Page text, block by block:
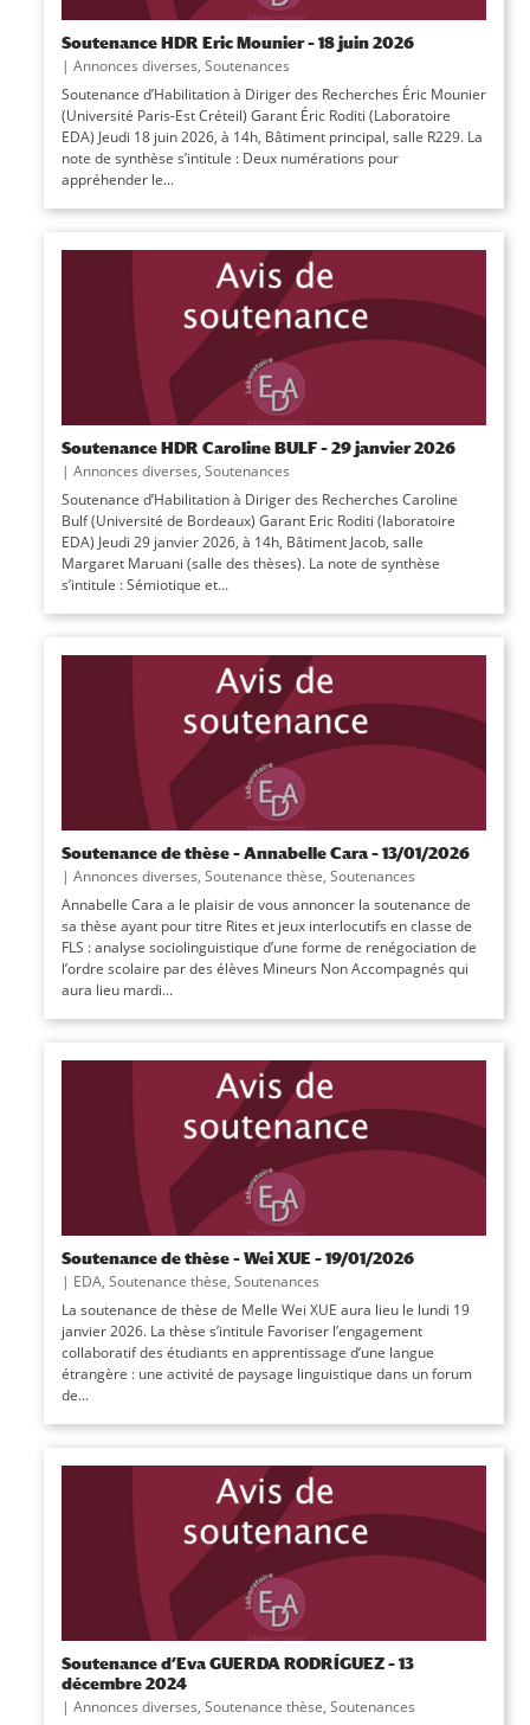
Soutenance HDR Eric Mounier – 18 juin 2026
| Annonces diverses, Soutenances
Soutenance d’Habilitation à Diriger des Recherches Éric Mounier
(Université Paris-Est Créteil) Garant Éric Roditi (Laboratoire
EDA) Jeudi 18 juin 2026, à 14h, Bâtiment principal, salle R229. La
note de synthèse s’intitule : Deux numérations pour
appréhender le...
Soutenance HDR Caroline BULF – 29 janvier 2026
| Annonces diverses, Soutenances
Soutenance d’Habilitation à Diriger des Recherches Caroline
Bulf (Université de Bordeaux) Garant Eric Roditi (laboratoire
EDA) Jeudi 29 janvier 2026, à 14h, Bâtiment Jacob, salle
Margaret Maruani (salle des thèses). La note de synthèse
s’intitule : Sémiotique et...
Soutenance de thèse – Annabelle Cara – 13/01/2026
| Annonces diverses, Soutenance thèse, Soutenances
Annabelle Cara a le plaisir de vous annoncer la soutenance de
sa thèse ayant pour titre Rites et jeux interlocutifs en classe de
FLS : analyse sociolinguistique d’une forme de renégociation de
l’ordre scolaire par des élèves Mineurs Non Accompagnés qui
aura lieu mardi...
Soutenance de thèse – Wei XUE – 19/01/2026
| EDA, Soutenance thèse, Soutenances
La soutenance de thèse de Melle Wei XUE aura lieu le lundi 19
janvier 2026. La thèse s’intitule Favoriser l’engagement
collaboratif des étudiants en apprentissage d’une langue
étrangère : une activité de paysage linguistique dans un forum
de...
Soutenance d’Eva GUERDA RODRÍGUEZ – 13
décembre 2024
| Annonces diverses, Soutenance thèse, Soutenances